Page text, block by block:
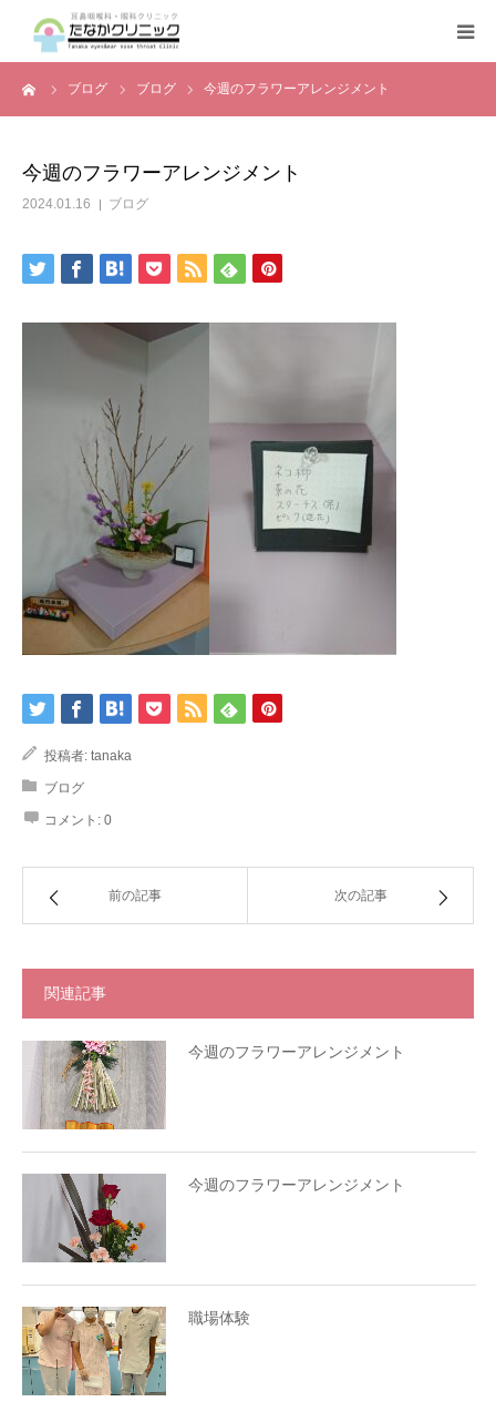
ブログ ブログ 今週のフラワーアレンジメント
今週のフラワーアレンジメント
2024.01.16 ブログ
投稿者: tanaka
ブログ
コメント: 0
前の記事 次の記事
関連記事
今週のフラワーアレンジメント
今週のフラワーアレンジメント
職場体験
トップページ
設備機器
よくある質問